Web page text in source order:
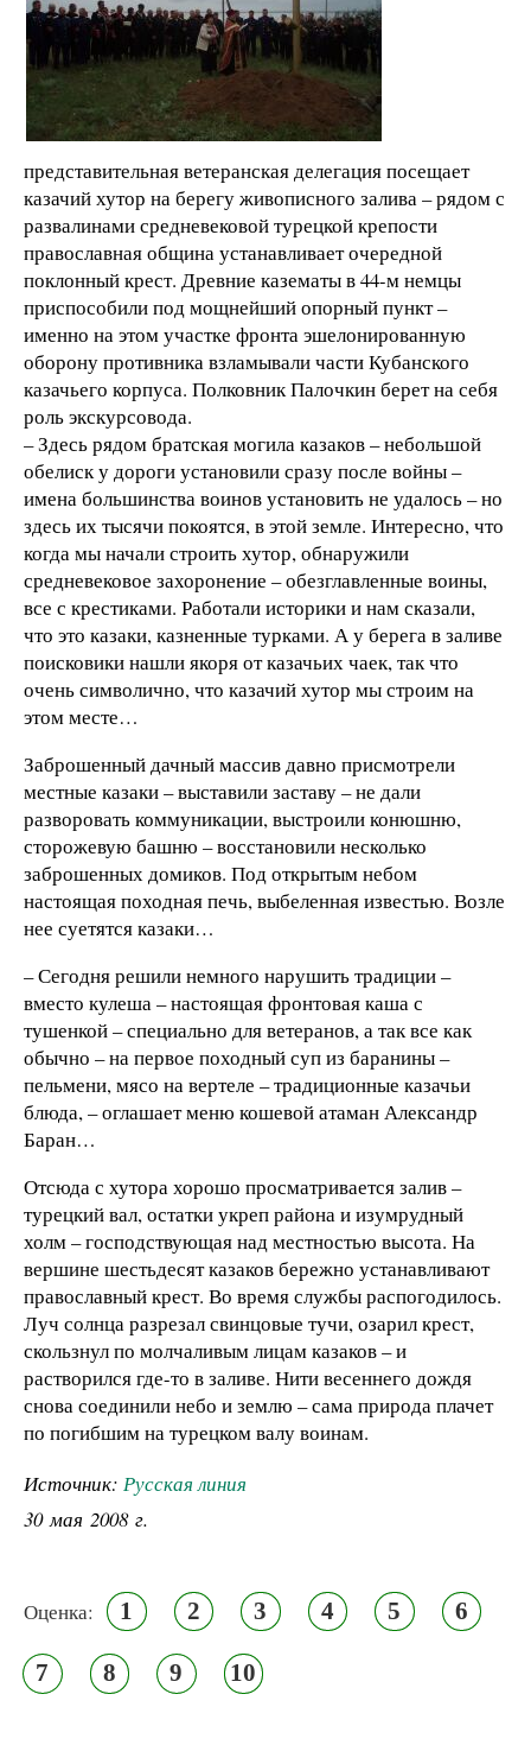
представительная ветеранская делегация посещает
казачий хутор на берегу живописного залива – рядом с
развалинами средневековой турецкой крепости
православная община устанавливает очередной
поклонный крест. Древние казематы в 44-м немцы
приспособили под мощнейший опорный пункт –
именно на этом участке фронта эшелонированную
оборону противника взламывали части Кубанского
казачьего корпуса. Полковник Палочкин берет на себя
роль экскурсовода.
– Здесь рядом братская могила казаков – небольшой
обелиск у дороги установили сразу после войны –
имена большинства воинов установить не удалось – но
здесь их тысячи покоятся, в этой земле. Интересно, что
когда мы начали строить хутор, обнаружили
средневековое захоронение – обезглавленные воины,
все с крестиками. Работали историки и нам сказали,
что это казаки, казненные турками. А у берега в заливе
поисковики нашли якоря от казачьих чаек, так что
очень символично, что казачий хутор мы строим на
этом месте…
Заброшенный дачный массив давно присмотрели
местные казаки – выставили заставу – не дали
разворовать коммуникации, выстроили конюшню,
сторожевую башню – восстановили несколько
заброшенных домиков. Под открытым небом
настоящая походная печь, выбеленная известью. Возле
нее суетятся казаки…
– Сегодня решили немного нарушить традиции –
вместо кулеша – настоящая фронтовая каша с
тушенкой – специально для ветеранов, а так все как
обычно – на первое походный суп из баранины –
пельмени, мясо на вертеле – традиционные казачьи
блюда, – оглашает меню кошевой атаман Александр
Баран…
Отсюда с хутора хорошо просматривается залив –
турецкий вал, остатки укреп района и изумрудный
холм – господствующая над местностью высота. На
вершине шестьдесят казаков бережно устанавливают
православный крест. Во время службы распогодилось.
Луч солнца разрезал свинцовые тучи, озарил крест,
скользнул по молчаливым лицам казаков – и
растворился где-то в заливе. Нити весеннего дождя
снова соединили небо и землю – сама природа плачет
по погибшим на турецком валу воинам.
Источник: Русская линия
30 мая 2008 г.
Оценка: 1 2 3 4 5 6
7 8 9 10